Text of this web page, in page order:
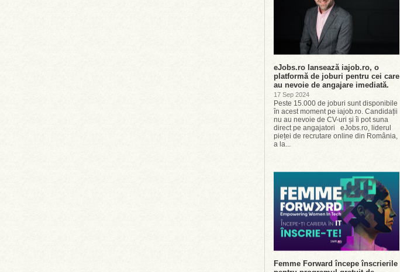
eJobs.ro lansează iajob.ro, o
platformă de joburi pentru cei care
au nevoie de angajare imediată.
17 Sep 2024
Peste 15.000 de joburi sunt disponibile
în acest moment pe iajob.ro. Candidații
nu au nevoie de CV-uri și îi pot suna
direct pe angajatori eJobs.ro, liderul
pieței de recrutare online din România,
a la...
Femme Forward începe înscrierile